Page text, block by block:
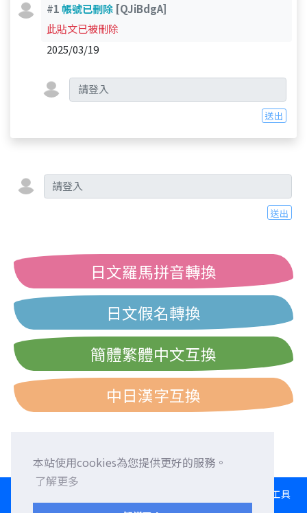
本站使用cookies為您提供更好的服務。
了解更多
#1帳號已刪除 [QJiBdgA]
此貼文已被刪除
2025/03/19
送出
送出
日文羅馬拼音轉換
日文假名轉換
簡體繁體中文互換
中日漢字互換
轉換工具